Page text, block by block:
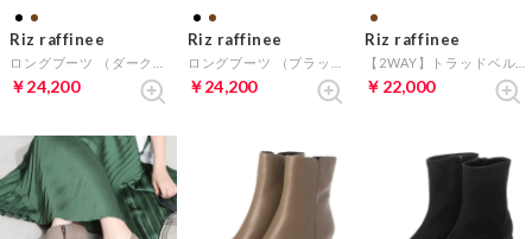
Riz raffinee
￥24,200
Riz raffinee
￥24,200
Riz raffinee
￥22,000